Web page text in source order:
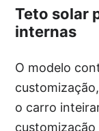
Teto solar
internas
O modelo
o carro